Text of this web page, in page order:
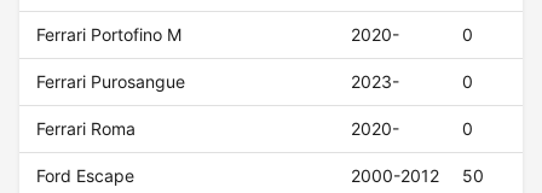
Ferrari Portofino M 2020- 0
Ferrari Purosangue 2023- 0
Ferrari Roma 2020- 0
Ford Escape 2000-2012 50